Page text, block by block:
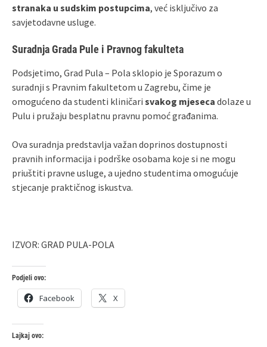
stranaka u sudskim postupcima, već isključivo za
savjetodavne usluge.
Suradnja Grada Pule i Pravnog fakulteta
Podsjetimo, Grad Pula – Pola sklopio je Sporazum o
suradnji s Pravnim fakultetom u Zagrebu, čime je
omogućeno da studenti kliničari svakog mjeseca dolaze u
Pulu i pružaju besplatnu pravnu pomoć građanima.
Ova suradnja predstavlja važan doprinos dostupnosti
pravnih informacija i podrške osobama koje si ne mogu
priuštiti pravne usluge, a ujedno studentima omogućuje
stjecanje praktičnog iskustva.
IZVOR: GRAD PULA-POLA
Podjeli ovo:
Facebook X
Lajkaj ovo: